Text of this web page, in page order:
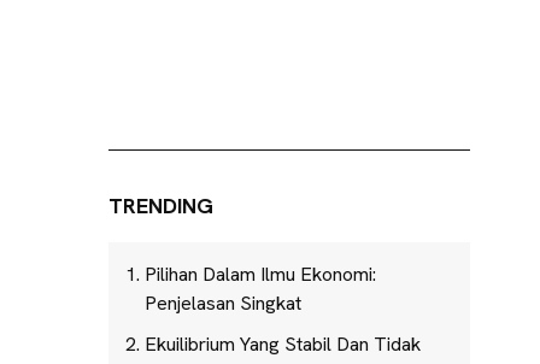
TRENDING
Pilihan Dalam Ilmu Ekonomi:
Penjelasan Singkat
Ekuilibrium Yang Stabil Dan Tidak